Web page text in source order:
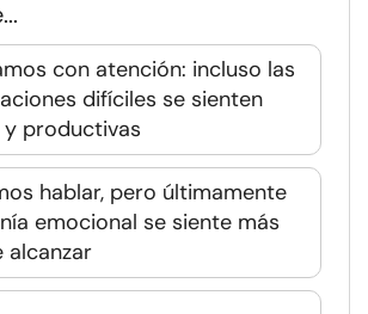
con atención: incluso las
difíciles se sienten
y productivas
hablar, pero últimamente
emocional se siente más
alcanzar